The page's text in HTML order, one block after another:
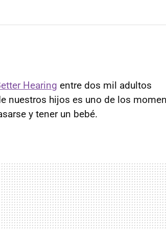
Hearing entre dos mil adultos
nuestros hijos es uno de los
y tener un bebé.